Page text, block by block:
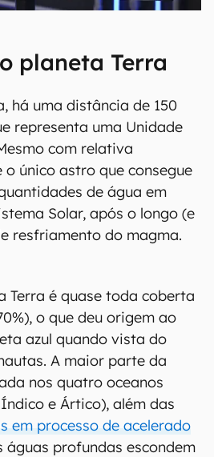
planeta Terra
há uma distância de 150
representa uma Unidade
com relativa
único astro que consegue
de água em
Solar, após o longo (e
resfriamento do magma.
Terra é quase toda coberta
o que deu origem ao
azul quando vista do
A maior parte da
nos quatro oceanos
e Ártico), além das
em processo de acelerado
águas profundas escondem